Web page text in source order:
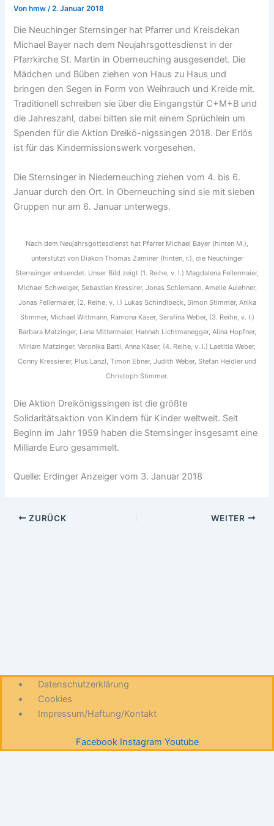
Vonhmw /2. Januar 2018
Die Neuchinger Sternsinger hat Pfarrer und Kreisdekan
Michael Bayer nach dem Neujahrsgottesdienst in der
Pfarrkirche St. Martin in Oberneuching ausgesendet. Die
Mädchen und Büben ziehen von Haus zu Haus und
bringen den Segen in Form von Weihrauch und Kreide mit.
Traditionell schreiben sie über die Eingangstür C+M+B und
die Jah­reszahl, dabei bitten sie mit einem Sprüchlein um
Spenden für die Aktion Dreikö-nigssingen 2018. Der Erlös
ist für das Kindermissionswerk vorgesehen.
Die Sternsinger in Niederneuching ziehen vom 4. bis 6.
Januar durch den Ort. In Oberneuching sind sie mit sieben
Gruppen nur am 6. Januar unterwegs.
Nach dem Neujahrsgottesdienst hat Pfarrer Michael Bayer (hinten M.),
unterstützt von Diakon Thomas Zaminer (hinten, r.), die Neuchinger
Sternsinger entsendet. Unser Bild zeigt (1. Reihe, v. I.) Magdalena Fellermaier,
Michael Schweiger, Sebastian Kressirer, Jonas Schiemann, Amelie Aulehner,
Jonas Fellermaier, (2. Reihe, v. I.) Lukas Schindlbeck, Simon Stimmer, Anika
Stimmer, Michael Wittmann, Ramona Käser, Serafina Weber, (3. Reihe, v. I.)
Barbara Matzinger, Lena Mittermaier, Hannah Lichtmanegger, Alina Hopfner,
Miriam Matzinger, Veronika Bartl, Anna Käser, (4. Reihe, v. I.) Laetitia Weber,
Conny Kressierer, Plus Lanzl, Timon Ebner, Judith Weber, Stefan Heidler und
Christoph Stimmer.
Die Aktion Dreikönigssingen ist die größte
Solidaritätsaktion von Kindern für Kinder weltweit. Seit
Beginn im Jahr 1959 haben die Sternsinger insgesamt eine
Milliarde Euro gesammelt.
Quelle: Erdinger Anzeiger vom 3. Januar 2018
ZURÜCK WEITER
Datenschutzerklärung
Cookies
Impressum/Haftung/Kontakt
Facebook Instagram Youtube